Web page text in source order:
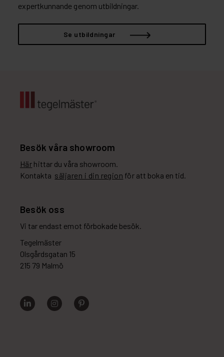
expertkunnande genom utbildningar.
Se utbildningar
Besök våra showroom
Här hittar du våra showroom.
Kontakta säljaren i din region för att boka en tid.
Besök oss
Vi tar endast emot förbokade besök.
Tegelmäster
Olsgårdsgatan 15
215 79 Malmö